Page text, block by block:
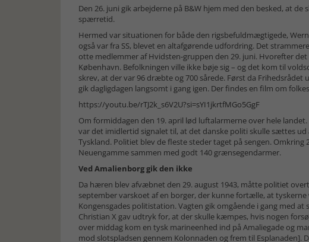
Den 26. juni gik arbejderne på B&W hjem med den besked, at
spærretid.
Hermed var situationen for både den rigsbefuldmægtigede,
også var fra SS, blevet en altafgørende udfordring. Det
otte medlemmer af Hvidsten-gruppen den 29. juni. Hvorefter
København. Befolkningen ville ikke bøje sig – og det kom til
skrev, at der var 96 dræbte og 700 sårede. Først da
gik dagligdagen langsomt i gang igen. Der findes en film om
https://youtu.be/rTJ2k_s6V2U?si=sYI1jkrtfMGo5GgF
Om formiddagen den 19. april lød luftalarmerne over hele
var det imidlertid signalet til, at det danske politi skulle sættes ud
Tyskland. Politiet blev de fleste steder taget på sengen. Omkring
Neuengamme sammen med godt 140 grænsegendarmer.
Ved Amalienborg gik den ikke
Da hæren blev afvæbnet den 29. august 1943, måtte politiet
september varskoet af en borger, der kunne fortælle, at
Kongensgades politistation. Vagten gik omgående i gang med
Christian X gav udtryk for, at der skulle kæmpes, hvis nogen
over middag kom en tysk marineenhed ind på Amaliegade og
mod slotspladsen gennem Kolonnaden og frem til Esplanaden].